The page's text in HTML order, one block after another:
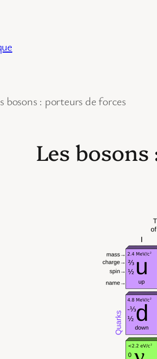
bosons : porteurs de forces
Les